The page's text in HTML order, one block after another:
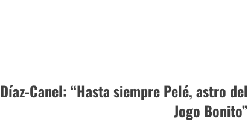
Díaz-Canel: “Hasta siempre Pelé, astro del
Jogo Bonito”